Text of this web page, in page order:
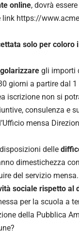
online, dovrà
link https://
solo per
gli importi
giorni a partire dal
iscrizione non si
consulenza e
mensa
delle
dimestichezza
del servizio mensa.
sociale rispetto al
per la scuola a
della Pubblica